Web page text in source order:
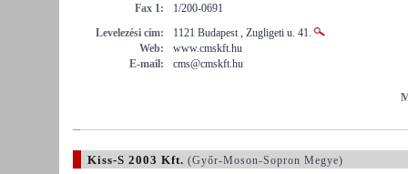
Fax 1:
1/200-0691
Levelezési cím:
1121 Budapest , Zugligeti u. 41.
Web:
www.cmskft.hu
E-mail:
cms@cmskft.hu
Kiss-S 2003 Kft. (Győr-Moson-Sopron Megye)